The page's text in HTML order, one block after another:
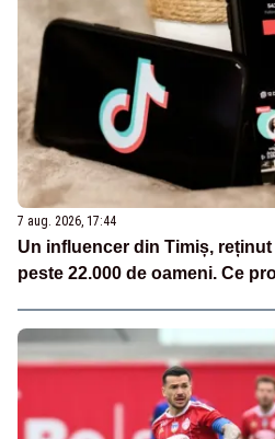
7 aug. 2026, 17:44
Un influencer din Timiș,
peste 22.000 de oameni. Ce